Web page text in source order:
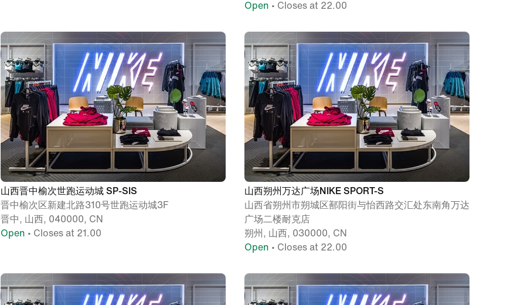
Open • Closes at 22.00
山西晋中榆次世跑运动城 SP-SIS
晋中榆次区新建北路310号世跑运动城3F
晋中, 山西, 040000, CN
Open • Closes at 21.00
山西朔州万达广场NIKE SPORT-S
山西省朔州市朔城区鄯阳街与怡西路交汇处东南角万达
广场二楼耐克店
朔州, 山西, 030000, CN
Open • Closes at 22.00